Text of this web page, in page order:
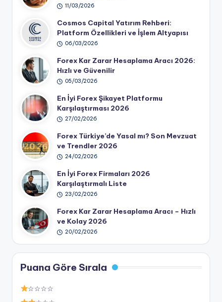
11/03/2026
Cosmos Capital Yatırım Rehberi:
Platform Özellikleri ve İşlem Altyapısı
06/03/2026
Forex Kar Zarar Hesaplama Aracı 2026:
Hızlı ve Güvenilir
05/03/2026
En İyi Forex Şikayet Platformu
Karşılaştırması 2026
27/02/2026
Forex Türkiye’de Yasal mı? Son Mevzuat
ve Trendler 2026
24/02/2026
En İyi Forex Firmaları 2026
Karşılaştırmalı Liste
23/02/2026
Forex Kar Zarar Hesaplama Aracı – Hızlı
ve Kolay 2026
20/02/2026
Puana Göre Sırala
☆☆☆☆